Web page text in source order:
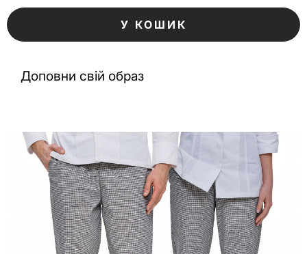
У КОШИК
Доповни свій образ